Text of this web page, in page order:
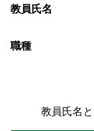
教員氏名
職種
教員氏名